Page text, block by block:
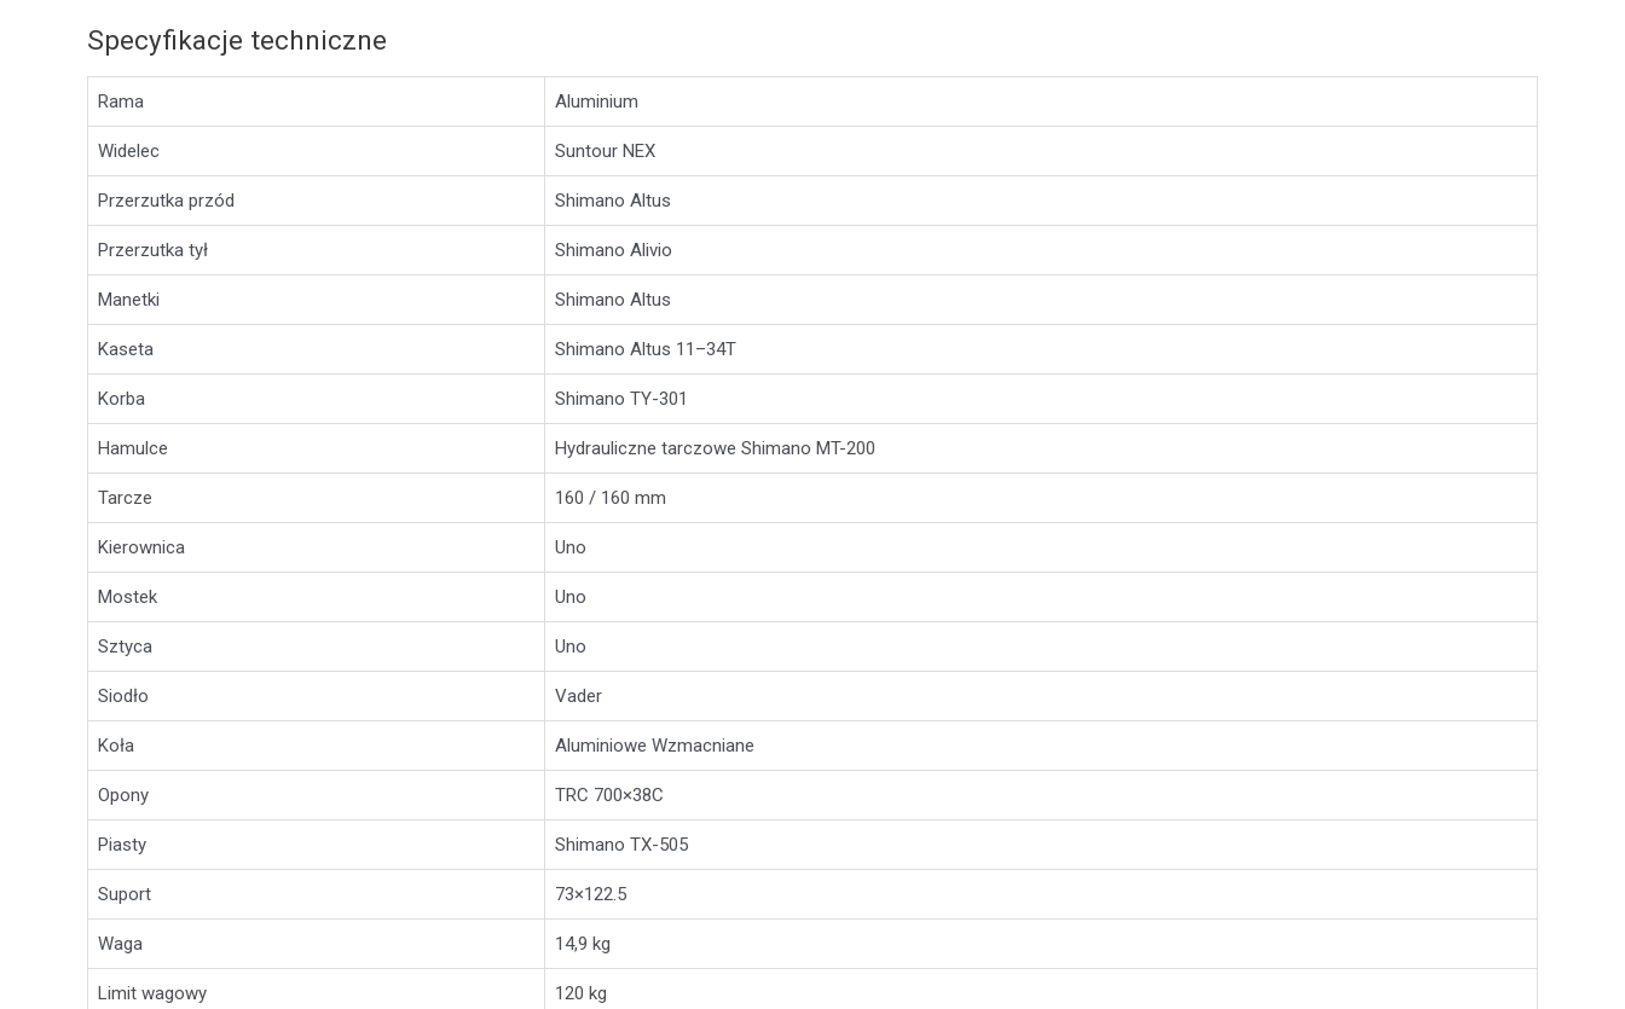
Specyfikacje techniczne
Rama Aluminium
Widelec Suntour NEX
Przerzutka przód Shimano Altus
Przerzutka tył Shimano Alivio
Manetki Shimano Altus
Kaseta Shimano Altus 11–34T
Korba Shimano TY-301
Hamulce Hydrauliczne tarczowe Shimano MT-200
Tarcze 160 / 160 mm
Kierownica Uno
Mostek Uno
Sztyca Uno
Siodło Vader
Koła Aluminiowe Wzmacniane
Opony TRC 700×38C
Piasty Shimano TX-505
Suport 73×122.5
Waga 14,9 kg
Limit wagowy 120 kg